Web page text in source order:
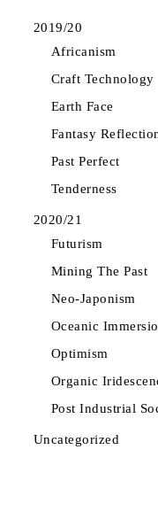
2019/20
Africanism
Craft Technology
Earth Face
Fantasy
Past Perfect
Tenderness
2020/21
Futurism
Mining The Past
Neo-Japonism
Oceanic
Optimism
Organic
Post Industrial
Uncategorized